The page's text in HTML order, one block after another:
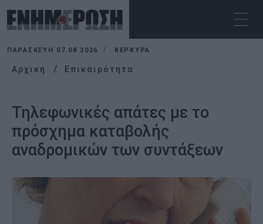
ΠΑΡΑΣΚΕΥΉ 07.08.2026 ΚΕΡΚΥΡΑ
Αρχική Επικαιρότητα
Τηλεφωνικές απάτες με το
πρόσχημα καταβολής
αναδρομικών των συντάξεων